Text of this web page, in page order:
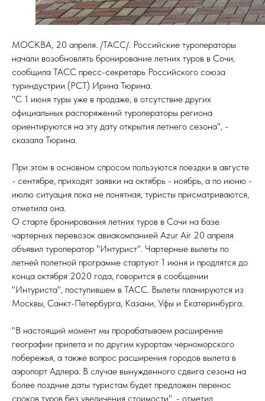
МОСКВА, 20 апреля. /ТАСС/. Российские туроператоры
начали возобновлять бронирование летних туров в Сочи,
сообщила ТАСС пресс-секретарь Российского союза
туриндустрии (РСТ) Ирина Тюрина.
"С 1 июня туры уже в продаже, в отсутствие других
официальных распоряжений туроператоры региона
ориентируются на эту дату открытия летнего сезона", -
сказала Тюрина.
При этом в основном спросом пользуются поездки в августе
- сентябре, приходят заявки на октябрь - ноябрь, а по июню -
июлю ситуация пока не понятная, туристы присматриваются,
отметила она.
О старте бронирования летних туров в Сочи на базе
чартерных перевозок авиакомпанией Azur Air 20 апреля
объявил туроператор "Интурист". Чартерные вылеты по
летней полетной программе стартуют 1 июня и продлятся до
конца октября 2020 года, говорится в сообщении
"Интуриста", поступившем в ТАСС. Вылеты планируются из
Москвы, Санкт-Петербурга, Казани, Уфы и Екатеринбурга.
"В настоящий момент мы прорабатываем расширение
географии прилета и по другим курортам черноморского
побережья, а также вопрос расширения городов вылета в
аэропорт Адлера. В случае вынужденного сдвига сезона на
более поздние даты туристам будет предложен перенос
сроков туров без увеличения стоимости", - отметил